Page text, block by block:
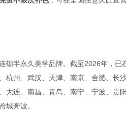
锁半永久美学品牌。截至2026年，
杭州、武汉、天津、南京、合肥、长
大连、南昌、青岛、南宁、宁波、贵
城奔波。